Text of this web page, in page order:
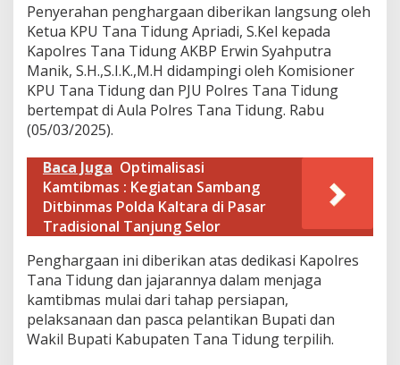
K
P
T
a
n
a
d
u
n
g
.
Penyerahan penghargaan diberikan langsung oleh
Ketua KPU Tana Tidung Apriadi, S.Kel kepada
Kapolres Tana Tidung AKBP Erwin Syahputra
Manik, S.H.,S.I.K.,M.H didampingi oleh Komisioner
KPU Tana Tidung dan PJU Polres Tana Tidung
bertempat di Aula Polres Tana Tidung. Rabu
(05/03/2025).
Baca Juga Optimalisasi
Kamtibmas : Kegiatan Sambang
Ditbinmas Polda Kaltara di Pasar
Tradisional Tanjung Selor
Penghargaan ini diberikan atas dedikasi Kapolres
Tana Tidung dan jajarannya dalam menjaga
kamtibmas mulai dari tahap persiapan,
pelaksanaan dan pasca pelantikan Bupati dan
Wakil Bupati Kabupaten Tana Tidung terpilih.